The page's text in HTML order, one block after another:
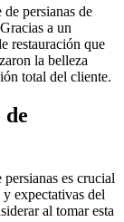
persianas de
a un
restauración que
la belleza
total del cliente.
es crucial
y expectativas del
al tomar esta